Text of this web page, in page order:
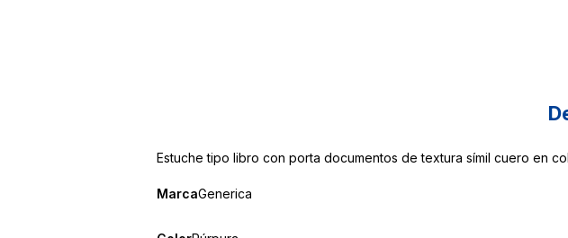
Estuche tipo libro con porta documentos de textura símil cuero en
MarcaGenerica